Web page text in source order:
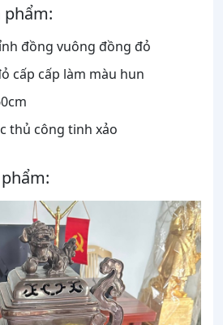
phẩm:
đồng vuông đồng đỏ
cấp cấp làm màu hun
thủ công tinh xảo